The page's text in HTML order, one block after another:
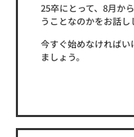
25卒にとって、8月か
うことなのかをお話し
今すぐ始めなければ
ましょう。